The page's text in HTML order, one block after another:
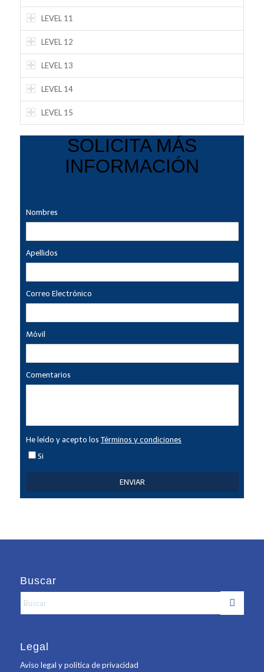
LEVEL 11
LEVEL 12
LEVEL 13
LEVEL 14
LEVEL 15
SOLICITA MÁS
INFORMACIÓN
Buscar
Legal
Aviso legal y política de privacidad